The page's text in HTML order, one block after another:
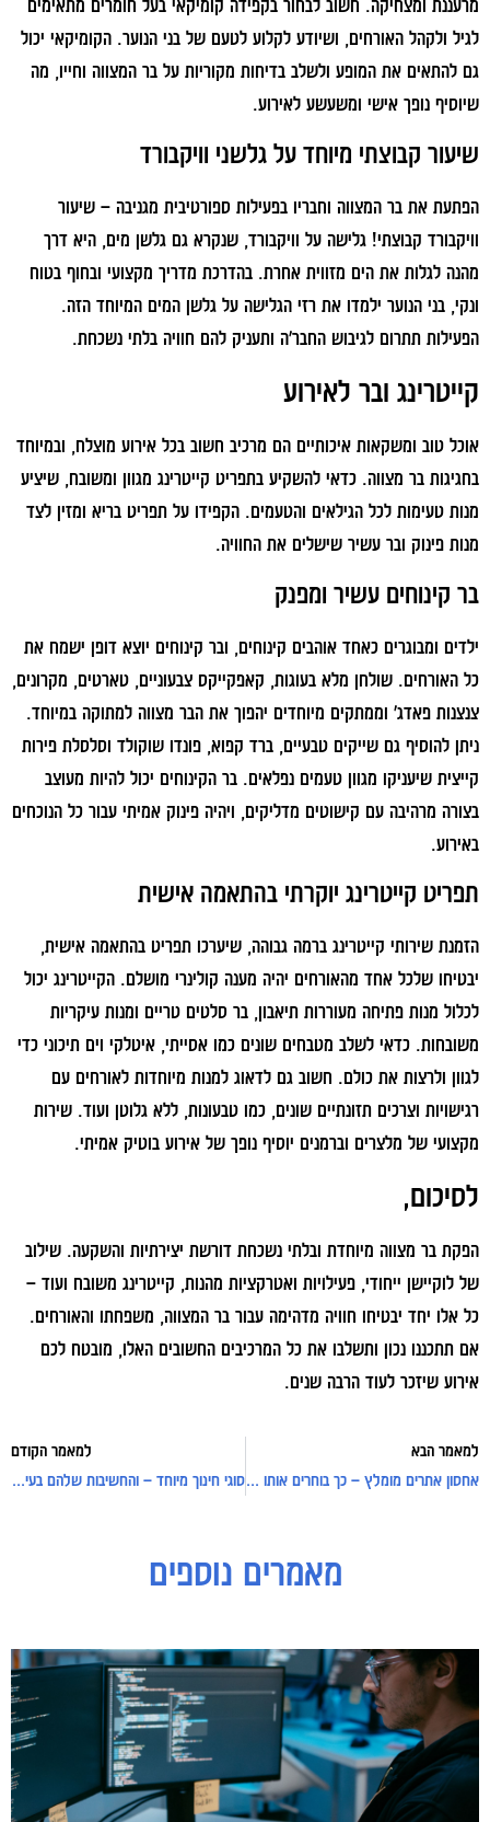
מרעננת ומצחיקה. חשוב לבחור בקפידה קומיקאי בעל חומרים מתאימים
לגיל ולקהל האורחים, ושיודע לקלוע לטעם של בני הנוער. הקומיקאי יכול
גם להתאים את המופע ולשלב בדיחות מקוריות על בר המצווה וחייו, מה
שיוסיף נופך אישי ומשעשע לאירוע.
שיעור קבוצתי מיוחד על גלשני וויקבורד
הפתעת את בר המצווה וחבריו בפעילות ספורטיבית מגניבה – שיעור
וויקבורד קבוצתי! גלישה על וויקבורד, שנקרא גם גלשן מים, היא דרך
מהנה לגלות את הים מזווית אחרת. בהדרכת מדריך מקצועי ובחוף בטוח
ונקי, בני הנוער ילמדו את רזי הגלישה על גלשן המים המיוחד הזה.
הפעילות תתרום לגיבוש החבר'ה ותעניק להם חוויה בלתי נשכחת.
קייטרינג ובר לאירוע
אוכל טוב ומשקאות איכותיים הם מרכיב חשוב בכל אירוע מוצלח, ובמיוחד
בחגיגות בר מצווה. כדאי להשקיע בתפריט קייטרינג מגוון ומשובח, שיציע
מנות טעימות לכל הגילאים והטעמים. הקפידו על תפריט בריא ומזין לצד
מנות פינוק ובר עשיר שישלים את החוויה.
בר קינוחים עשיר ומפנק
ילדים ומבוגרים כאחד אוהבים קינוחים, ובר קינוחים יוצא דופן ישמח את
כל האורחים. שולחן מלא בעוגות, קאפקייקס צבעוניים, טארטים, מקרונים,
צנצנות פאדג' וממתקים מיוחדים יהפוך את הבר מצווה למתוקה במיוחד.
ניתן להוסיף גם שייקים טבעיים, ברד קפוא, פונדו שוקולד וסלסלת פירות
קייצית שיעניקו מגוון טעמים נפלאים. בר הקינוחים יכול להיות מעוצב
בצורה מרהיבה עם קישוטים מדליקים, ויהיה פינוק אמיתי עבור כל הנוכחים
באירוע.
תפריט קייטרינג יוקרתי בהתאמה אישית
הזמנת שירותי קייטרינג ברמה גבוהה, שיערכו תפריט בהתאמה אישית,
יבטיחו שלכל אחד מהאורחים יהיה מענה קולינרי מושלם. הקייטרינג יכול
לכלול מנות פתיחה מעוררות תיאבון, בר סלטים טריים ומנות עיקריות
משובחות. כדאי לשלב מטבחים שונים כמו אסייתי, איטלקי וים תיכוני כדי
לגוון ולרצות את כולם. חשוב גם לדאוג למנות מיוחדות לאורחים עם
רגישויות וצרכים תזונתיים שונים, כמו טבעונות, ללא גלוטן ועוד. שירות
מקצועי של מלצרים וברמנים יוסיף נופך של אירוע בוטיק אמיתי.
לסיכום,
הפקת בר מצווה מיוחדת ובלתי נשכחת דורשת יצירתיות והשקעה. שילוב
של לוקיישן ייחודי, פעילויות ואטרקציות מהנות, קייטרינג משובח ועוד –
כל אלו יחד יבטיחו חוויה מדהימה עבור בר המצווה, משפחתו והאורחים.
אם תתכננו נכון ותשלבו את כל המרכיבים החשובים האלו, מובטח לכם
אירוע שיזכר לעוד הרבה שנים.
למאמר הבא
אחסון אתרים מומלץ – כך בוחרים אותו נכון
למאמר הקודם
סוגי חינוך מיוחד – והחשיבות שלהם בעיצוב דור העתיד
מאמרים נוספים